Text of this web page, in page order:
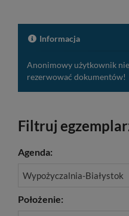
Informacja
Anonimowy użytkownik
rezerwować dokumentów!
Filtruj
Agenda:
Wypożyczalnia-Białystok
Położenie: